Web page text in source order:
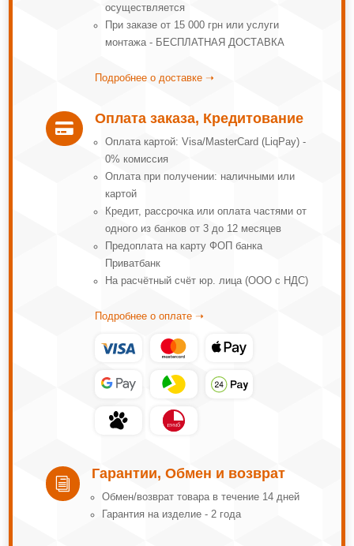
осуществляется
При заказе от 15 000 грн или услуги
монтажа - БЕСПЛАТНАЯ ДОСТАВКА
Подробнее о доставке ➝

Оплата заказа, Кредитование
Оплата картой: Visa/MasterCard (LiqPay) -
0% комиссия
Оплата при получении: наличными или
картой
Кредит, рассрочка или оплата частями от
одного из банков от 3 до 12 месяцев
Предоплата на карту ФОП банка
Приватбанк
На расчётный счёт юр. лица (ООО с НДС)
Подробнее о оплате ➝
i
Гарантии, Обмен и возврат
Обмeн/вoзвpaт тoвapa в тeчeниe 14 днeй
Гарантия на изделие - 2 года